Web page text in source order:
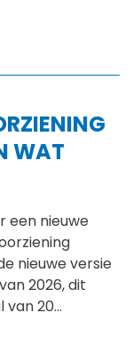
WAT
een nieuwe
nieuwe versie
2026, dit
20…